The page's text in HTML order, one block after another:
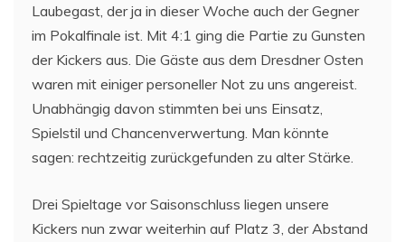
Laubegast, der ja in dieser Woche auch der Gegner
im Pokalfinale ist. Mit 4:1 ging die Partie zu Gunsten
der Kickers aus. Die Gäste aus dem Dresdner Osten
waren mit einiger personeller Not zu uns angereist.
Unabhängig davon stimmten bei uns Einsatz,
Spielstil und Chancenverwertung. Man könnte
sagen: rechtzeitig zurückgefunden zu alter Stärke.
Drei Spieltage vor Saisonschluss liegen unsere
Kickers nun zwar weiterhin auf Platz 3, der Abstand